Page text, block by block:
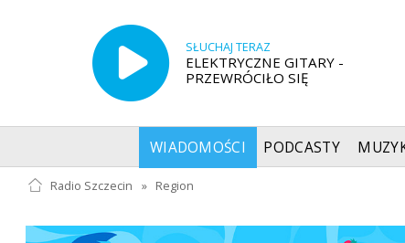
SŁUCHAJ TERAZ
ELEKTRYCZNE GITARY -
PRZEWRÓCIŁO SIĘ
WIADOMOŚCI PODCASTY
Radio Szczecin » Region